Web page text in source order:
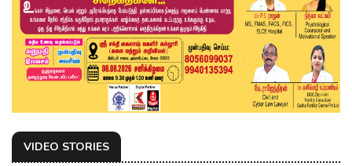
VIDEO STORIES